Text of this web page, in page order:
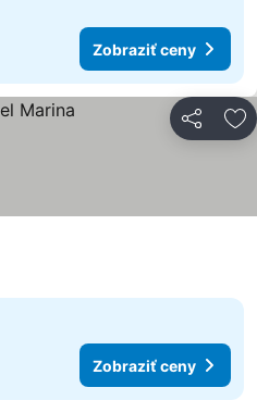
Zobraziť ceny
Zdieľať
Zobraziť ceny